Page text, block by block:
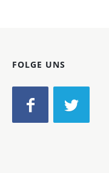
FOLGE UNS